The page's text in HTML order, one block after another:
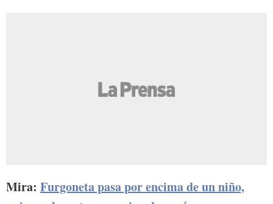
Mira: Furgoneta pasa por encima de un niño,